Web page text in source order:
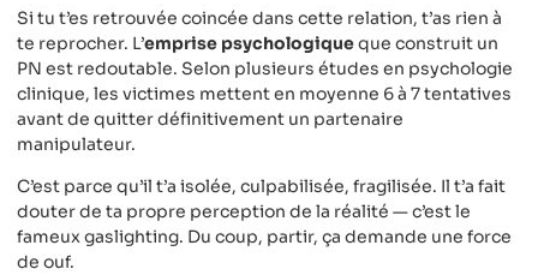
Si tu t’es retrouvée coincée dans cette relation, t’as rien à
te reprocher. L’emprise psychologiqueque construit un
PN est redoutable. Selon plusieurs études en psychologie
clinique, les victimes mettent en moyenne 6 à 7 tentatives
avant de quitter définitivement un partenaire
manipulateur.
C’est parce qu’il t’a isolée, culpabilisée, fragilisée. Il t’a fait
douter de ta propre perception de la réalité — c’est le
fameux gaslighting. Du coup, partir, ça demande une force
de ouf.